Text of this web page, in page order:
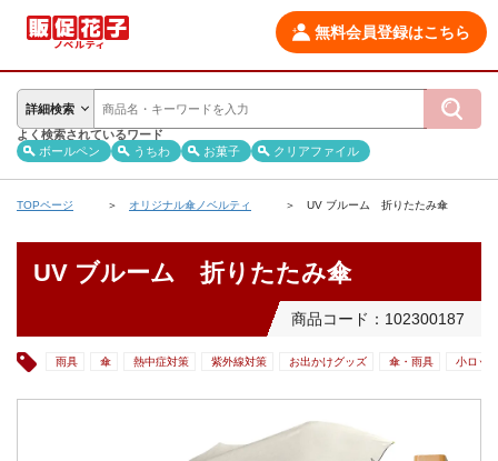
無料会員登録はこちら
詳細検索
よく検索されているワード
ボールペン
うちわ お菓子 クリアファイル
TOPページ オリジナル傘ノベルティ UV ブルーム 折りたたみ傘
UV ブルーム 折りたたみ傘
商品コード：102300187
雨具 傘 熱中症対策 紫外線対策 お出かけグッズ 傘・雨具 小ロッ